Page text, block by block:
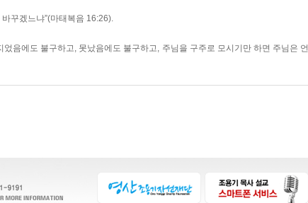
꾸겠느냐”(마태복음 16:26).
음에도 불구하고, 못났음에도 불구하고, 주님을 구주로 모시기만 하면 주님은 언